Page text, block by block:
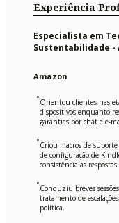
Experiência
Especialista em
Sustentabilidade -
Amazon
•Orientou clientes nas
dispositivos enquanto
garantias por chat e e-
•Criou macros de
de configuração de
consistência às
•Conduziu breves
tratamento de
política.